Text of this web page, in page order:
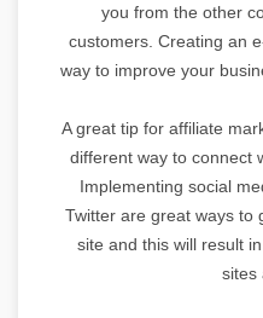
you from the other
customers. Creating an
way to improve your
A great tip for affiliate
different way to connect
Implementing social
Twitter are great ways to
site and this will result
sites